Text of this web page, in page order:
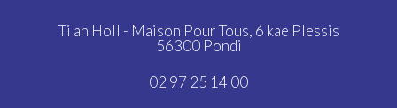
Ti an Holl - Maison Pour Tous, 6 kae Plessis
56300 Pondi
02 97 25 14 00